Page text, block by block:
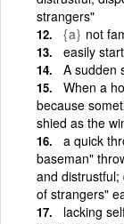
strangers"
{a} not
easily
A sudden
When a
because
shied as the
a quick
baseman"
and
of strangers"
lacking